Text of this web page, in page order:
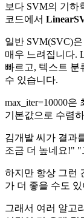
보다 SVM의 기하
코드에서
일반 SVM(SVC)
매우 느려집니다.
빠르고, 텍스트 분
수 있습니다.
max_iter=10000
기본값으로 수렴
김개발 씨가 결과
조금 더 높네요!" "
하지만 항상 그런
가 더 좋을 수도 있
그래서 여러 알고